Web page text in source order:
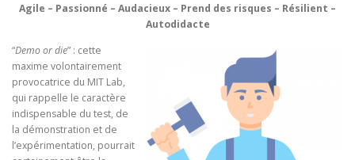
Agile – Passionné – Audacieux – Prend des risques – Résilient –
Autodidacte
“Demo or die” : cette
maxime volontairement
provocatrice du MIT Lab,
qui rappelle le caractère
indispensable du test, de
la démonstration et de
l’expérimentation, pourrait